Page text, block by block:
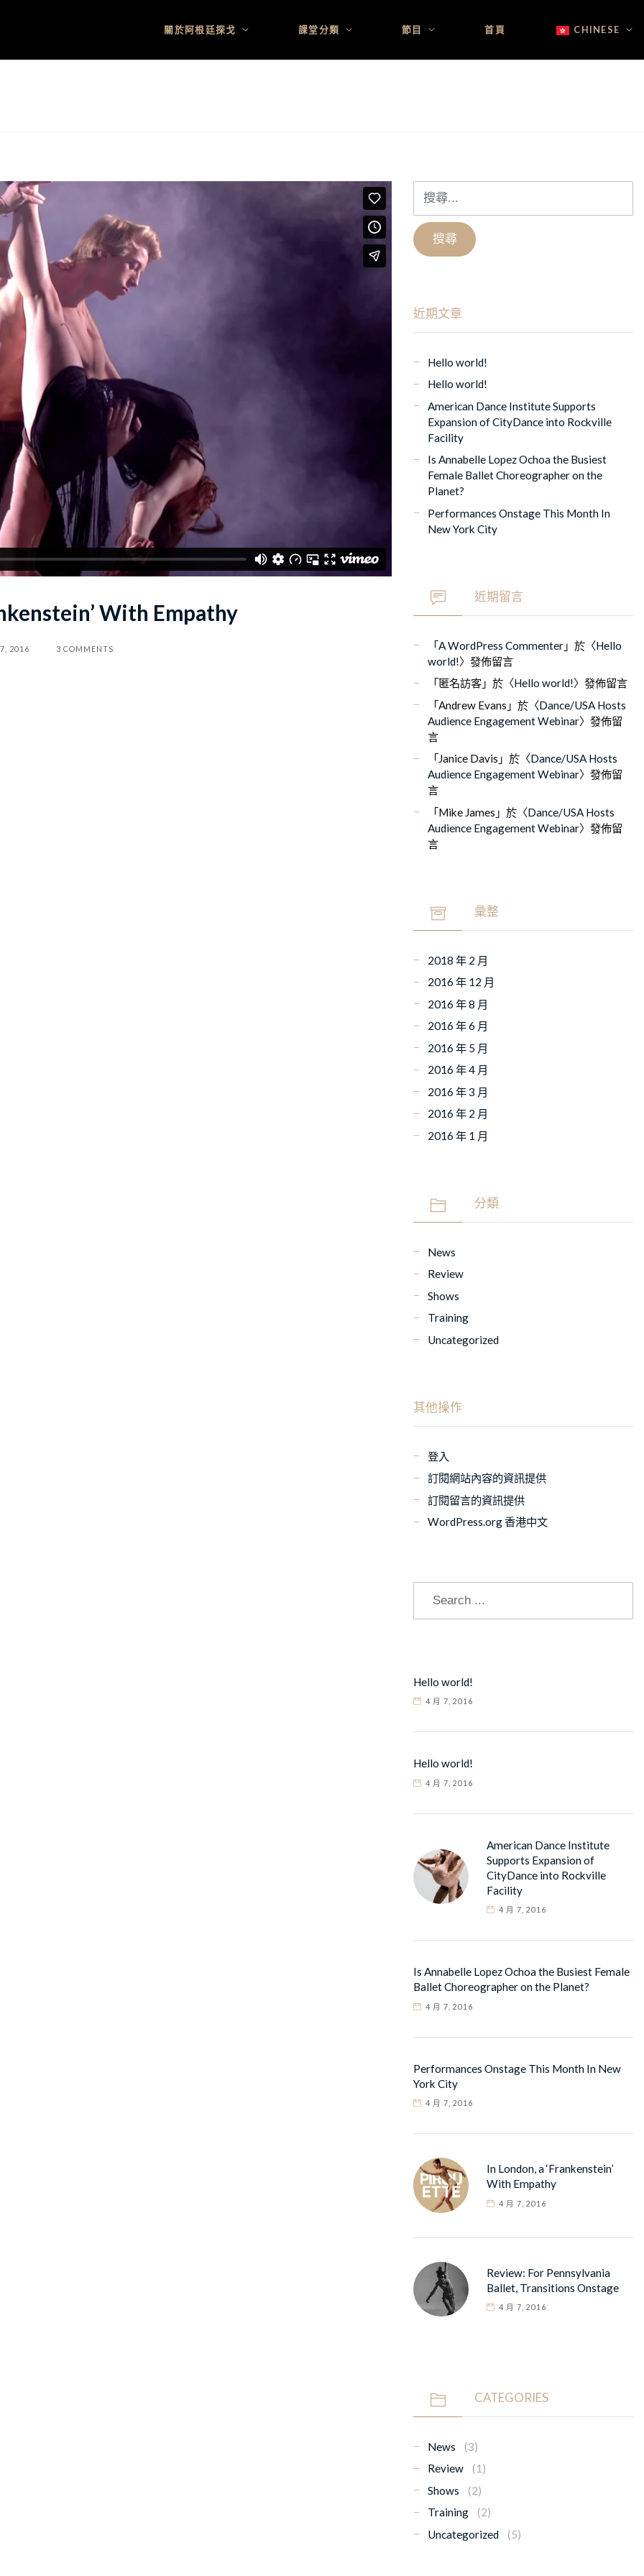
關於阿根廷探戈 課堂分類 節目 首頁 CHINESE
With Empathy
2016 3 COMMENTS
關
鍵
字:
近期文章
Hello world!
Hello world!
American Dance Institute Supports
Expansion of CityDance into Rockville
Facility
Is Annabelle Lopez Ochoa the Busiest
Female Ballet Choreographer on the
Planet?
Performances Onstage This Month In
New York City
近期留言
「A WordPress Commenter 」於〈Hello
world!〉發佈留言
「匿名訪客 」於〈Hello world!〉發佈留言
「Andrew Evans 」於〈Dance/USA Hosts
Audience Engagement Webinar〉發佈留
言
「 Janice Davis 」於〈Dance/USA Hosts
Audience Engagement Webinar〉發佈留
言
「Mike James 」於〈Dance/USA Hosts
Audience Engagement Webinar〉發佈留
言
彙整
2018 年 2 月
2016 年 12 月
2016 年 8 月
2016 年 6 月
2016 年 5 月
2016 年 4 月
2016 年 3 月
2016 年 2 月
2016 年 1 月
分類
News
Review
Shows
Training
Uncategorized
其他操作
登入
訂閱網站內容的資訊提供
訂閱留言的資訊提供
WordPress.org 香港中文
Hello world!
4 月 7, 2016
Hello world!
4 月 7, 2016
American Dance Institute
Supports Expansion of
CityDance into Rockville
Facility
4 月 7, 2016
Is Annabelle Lopez Ochoa the Busiest Female
Ballet Choreographer on the Planet?
4 月 7, 2016
Performances Onstage This Month In New
York City
4 月 7, 2016
In London, a ‘Frankenstein’
With Empathy
4 月 7, 2016
Review: For Pennsylvania
Ballet, Transitions Onstage
4 月 7, 2016
CATEGORIES
News
(3)
Review
(1)
Shows
(2)
Training
(2)
Uncategorized
(5)